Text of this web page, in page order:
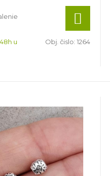
u
Obj. čislo: 1264